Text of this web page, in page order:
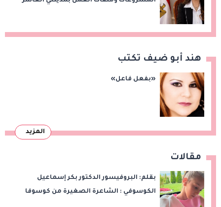
هند أبو ضيف تكتب
«بفعل فاعل»
المزيد
مقالات
بقلم: البروفيسور الدكتور بكر إسماعيل
الكوسوفي : الشاعرة الصغيرة من كوسوفا